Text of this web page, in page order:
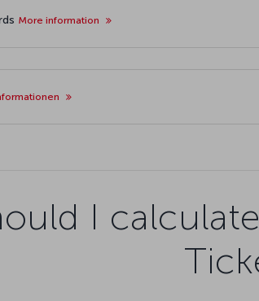
More information
I